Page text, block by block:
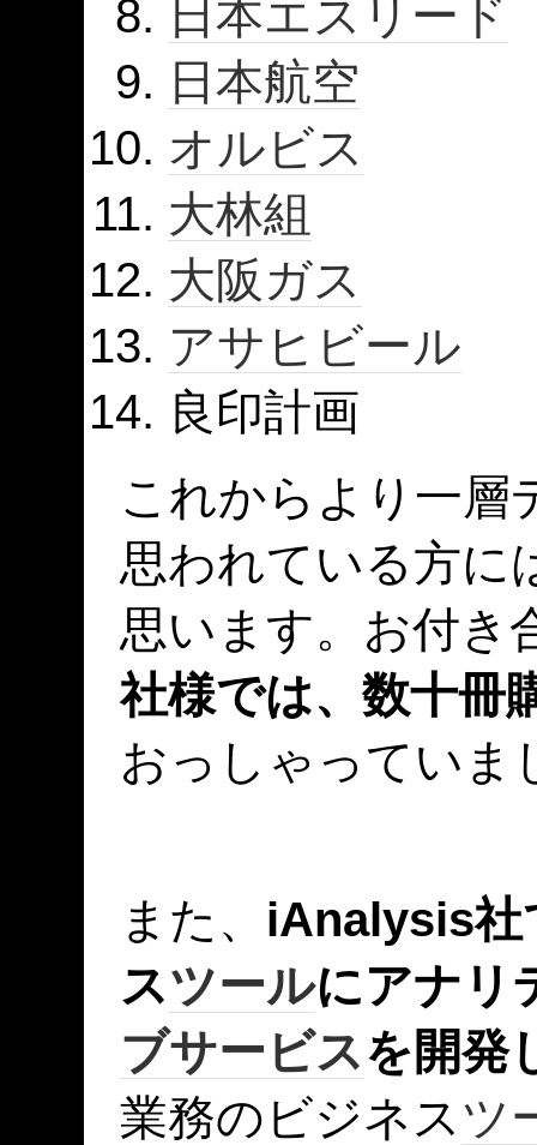
日本エスリード
日本航空
オルビス
大林組
大阪ガス
アサヒビール
良印計画
これからより一層
思われている方に
思います。お付き
社様では、数十冊
おっしゃっていま
また、 iAnalysis社
スツールにアナリ
ブサービスを開発
業務のビジネス ツ